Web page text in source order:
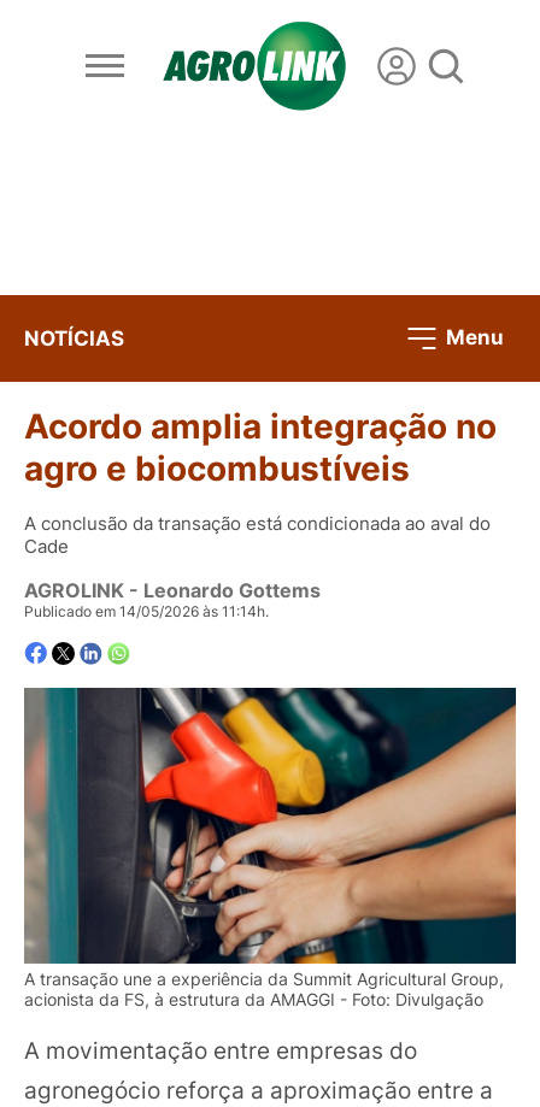
NOTÍCIAS Menu
Acordo amplia integração no
agro e biocombustíveis
A conclusão da transação está condicionada ao aval do
Cade
AGROLINK - Leonardo Gottems
Publicado em 14/05/2026 às 11:14h.
A transação une a experiência da Summit Agricultural Group,
acionista da FS, à estrutura da AMAGGI - Foto: Divulgação
A movimentação entre empresas do
agronegócio reforça a aproximação entre a